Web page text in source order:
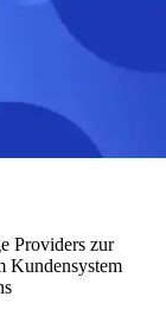
Providers zur
Kundensystem